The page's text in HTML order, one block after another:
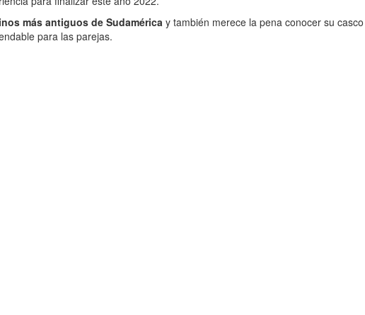
más antiguos de Sudamérica y también merece la pena conocer su casco
para las parejas.